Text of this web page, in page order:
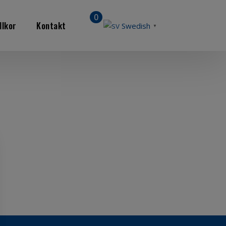
Kontakt
0
Swedish ▼